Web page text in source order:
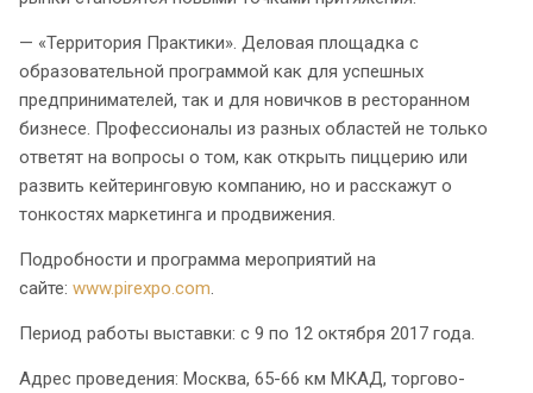
— «Территория Практики». Деловая площадка с
образовательной программой как для успешных
предпринимателей, так и для новичков в ресторанном
бизнесе. Профессионалы из разных областей не только
ответят на вопросы о том, как открыть пиццерию или
развить кейтеринговую компанию, но и расскажут о
тонкостях маркетинга и продвижения.
Подробности и программа мероприятий на
сайте: www.pirexpo.com.
Период работы выставки: с 9 по 12 октября 2017 года.
Адрес проведения: Москва, 65-66 км МКАД, торгово-